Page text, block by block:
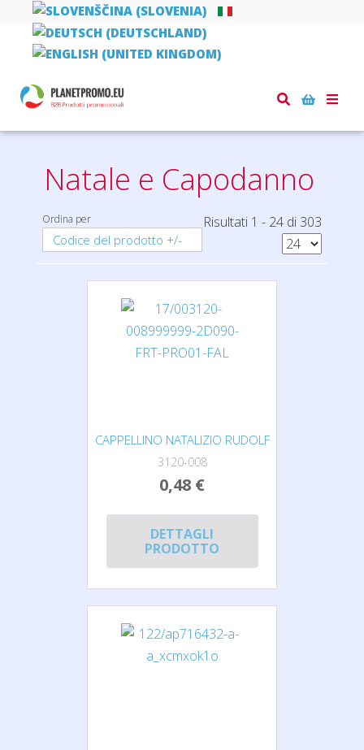
Toggle
Home piccoli regali
Natale e Capodanno
Ordina per
Codice del prodotto +/-
Risultati 1 - 24 di 303
CAPPELLINO NATALIZIO RUDOLF
3120-008
0,48 €
DETTAGLI
PRODOTTO